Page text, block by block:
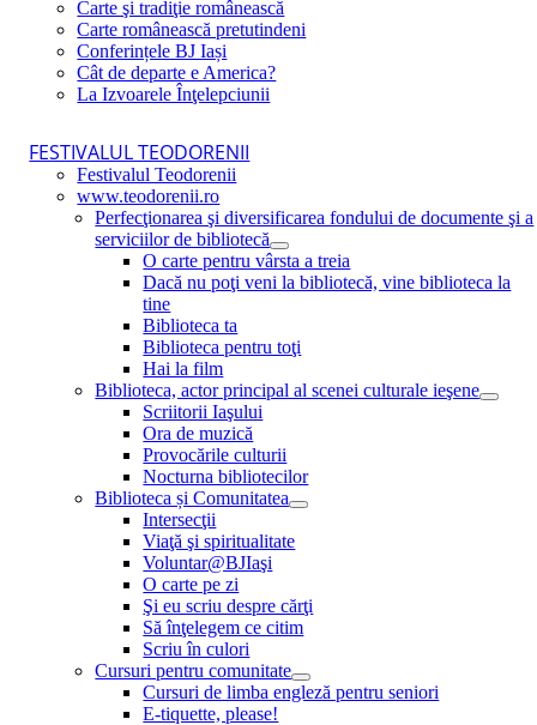
Carte şi tradiţie românească
Carte românească pretutindeni
Conferințele BJ Iași
Cât de departe e America?
La Izvoarele Înţelepciunii
FESTIVALUL TEODORENII
Festivalul Teodorenii
www.teodorenii.ro
Perfecţionarea şi diversificarea fondului de documente şi a
serviciilor de bibliotecă
O carte pentru vârsta a treia
Dacă nu poţi veni la bibliotecă, vine biblioteca la
tine
Biblioteca ta
Biblioteca pentru toţi
Hai la film
Biblioteca, actor principal al scenei culturale ieşene
Scriitorii Iaşului
Ora de muzică
Provocările culturii
Nocturna bibliotecilor
Biblioteca și Comunitatea
Intersecţii
Viaţă şi spiritualitate
Voluntar@BJIaşi
O carte pe zi
Şi eu scriu despre cărţi
Să înţelegem ce citim
Scriu în culori
Cursuri pentru comunitate
Cursuri de limba engleză pentru seniori
E-tiquette, please!